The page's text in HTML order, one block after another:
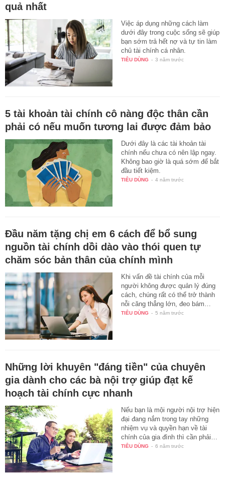
quả nhất
Việc áp dụng những cách làm
dưới đây trong cuộc sống sẽ giúp
bạn sớm trả hết nợ và tự tin làm
chủ tài chính cá nhân.
TIÊU DÙNG - 3 năm trước
5 tài khoản tài chính cô nàng độc thân cần
phải có nếu muốn tương lai được đảm bảo
Dưới đây là các tài khoản tài
chính nếu chưa có nên lập ngay.
Không bao giờ là quá sớm để bắt
đầu tiết kiệm.
TIÊU DÙNG - 4 năm trước
Đầu năm tặng chị em 6 cách để bổ sung
nguồn tài chính dồi dào vào thói quen tự
chăm sóc bản thân của chính mình
Khi vấn đề tài chính của mỗi
người không được quản lý đúng
cách, chúng rất có thể trở thành
nỗi căng thẳng lớn, đeo bám…
TIÊU DÙNG - 5 năm trước
Những lời khuyên "đáng tiền" của chuyên
gia dành cho các bà nội trợ giúp đạt kế
hoạch tài chính cực nhanh
Nếu bạn là mội người nội trợ hiện
đại đang nắm trong tay những
nhiệm vụ và quyền hạn về tài
chính của gia đình thì cần phải…
TIÊU DÙNG - 6 năm trước